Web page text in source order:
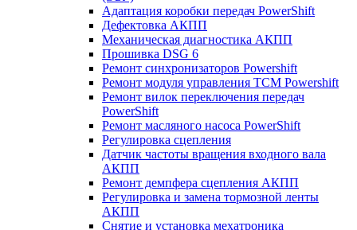
Адаптация коробки передач PowerShift
Дефектовка АКПП
Механическая диагностика АКПП
Прошивка DSG 6
Ремонт синхронизаторов Powershift
Ремонт модуля управления TCM Powershift
Ремонт вилок переключения передач
PowerShift
Ремонт масляного насоса PowerShift
Регулировка сцепления
Датчик частоты вращения входного вала
АКПП
Ремонт демпфера сцепления АКПП
Регулировка и замена тормозной ленты
АКПП
Снятие и установка мехатроника